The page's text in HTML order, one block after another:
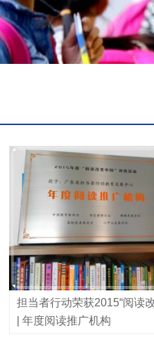
担当者行动荣获2015“阅读
| 年度阅读推广机构